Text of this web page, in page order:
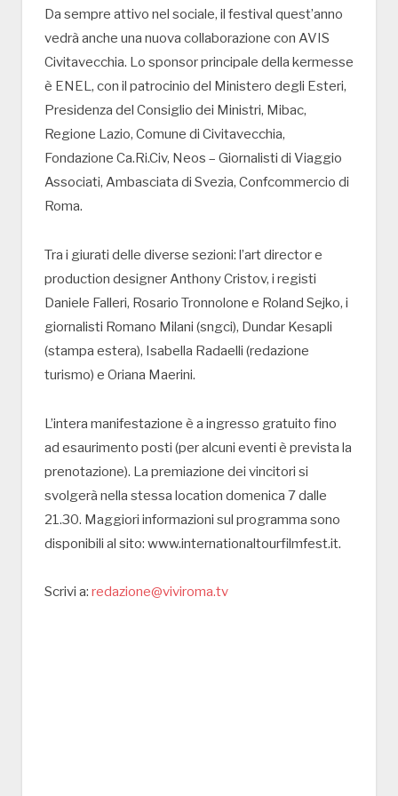
Da sempre attivo nel sociale, il festival quest’anno
vedrà anche una nuova collaborazione con AVIS
Civitavecchia. Lo sponsor principale della kermesse
è ENEL, con il patrocinio del Ministero degli Esteri,
Presidenza del Consiglio dei Ministri, Mibac,
Regione Lazio, Comune di Civitavecchia,
Fondazione Ca.Ri.Civ, Neos – Giornalisti di Viaggio
Associati, Ambasciata di Svezia, Confcommercio di
Roma.
Tra i giurati delle diverse sezioni: l’art director e
production designer Anthony Cristov, i registi
Daniele Falleri, Rosario Tronnolone e Roland Sejko, i
giornalisti Romano Milani (sngci), Dundar Kesapli
(stampa estera), Isabella Radaelli (redazione
turismo) e Oriana Maerini.
L’intera manifestazione è a ingresso gratuito fino
ad esaurimento posti (per alcuni eventi è prevista la
prenotazione). La premiazione dei vincitori si
svolgerà nella stessa location domenica 7 dalle
21.30. Maggiori informazioni sul programma sono
disponibili al sito: www.internationaltourfilmfest.it.
Scrivi a: redazione@viviroma.tv